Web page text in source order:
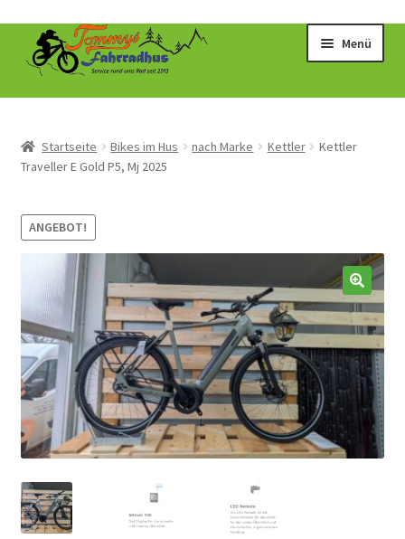
Zur
Navigation
springen
Zum
Inhalt
springen
Menü
Startseite Bikes im Hus nach Marke Kettler
Kettler
Traveller E Gold P5, Mj 2025
ANGEBOT!
🔍